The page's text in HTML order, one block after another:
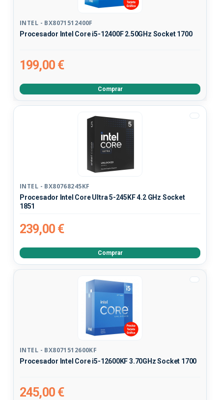
INTEL - BX8071512400F
Procesador Intel Core i5-12400F 2.50GHz Socket 1700
199,00 €
Comprar
INTEL - BX80768245KF
Procesador Intel Core Ultra 5-245KF 4.2 GHz Socket
1851
239,00 €
Comprar
INTEL - BX8071512600KF
Procesador Intel Core i5-12600KF 3.70GHz Socket 1700
245,00 €